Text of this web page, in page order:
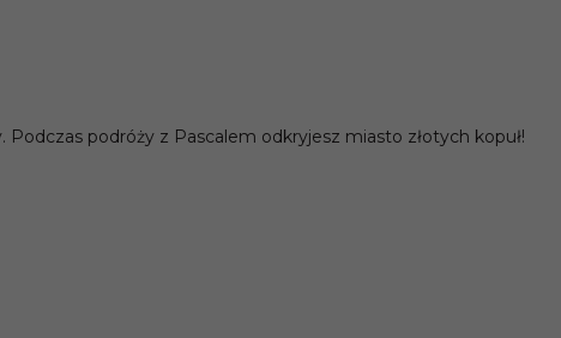
Podczas podróży z Pascalem odkryjesz miasto złotych kopuł!